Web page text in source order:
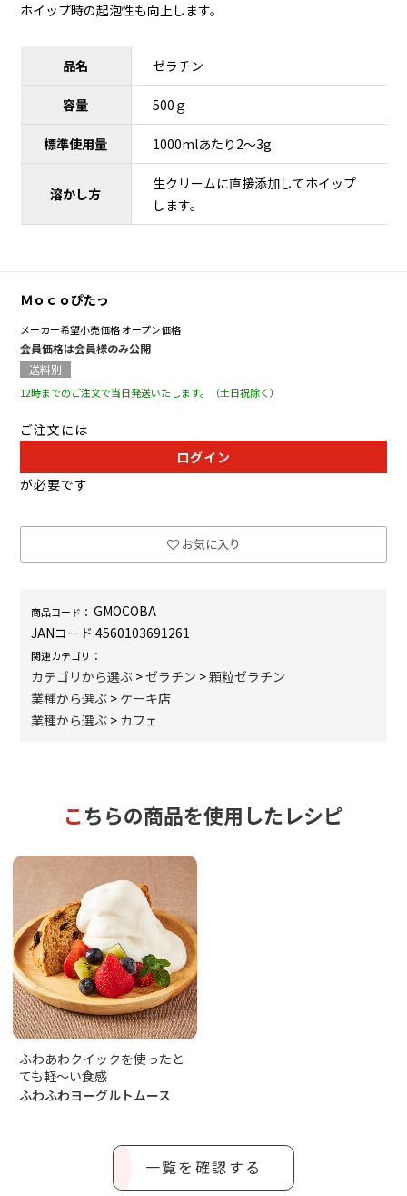
ホイップ時の起泡性も向上します。
品名 ゼラチン
容量 500ｇ
標準使用量 1000mlあたり2～3g
溶かし方
生クリームに直接添加してホイップ
します。
Ｍｏｃｏぴたっ
メーカー希望小売価格オープン価格
会員価格は会員様のみ公開
送料別
12時までのご注文で当日発送いたします。（土日祝除く）
ご注文には
ログイン
が必要です
お気に入り
商品コード： GMOCOBA
JANコード:4560103691261
関連カテゴリ：
カテゴリから選ぶ >ゼラチン >顆粒ゼラチン
業種から選ぶ > ケーキ店
業種から選ぶ > カフェ
こちらの商品を使用したレシピ
ふわあわクイックを使ったと
ても軽～い食感
ふわふわヨーグルトムース
一覧を確認する